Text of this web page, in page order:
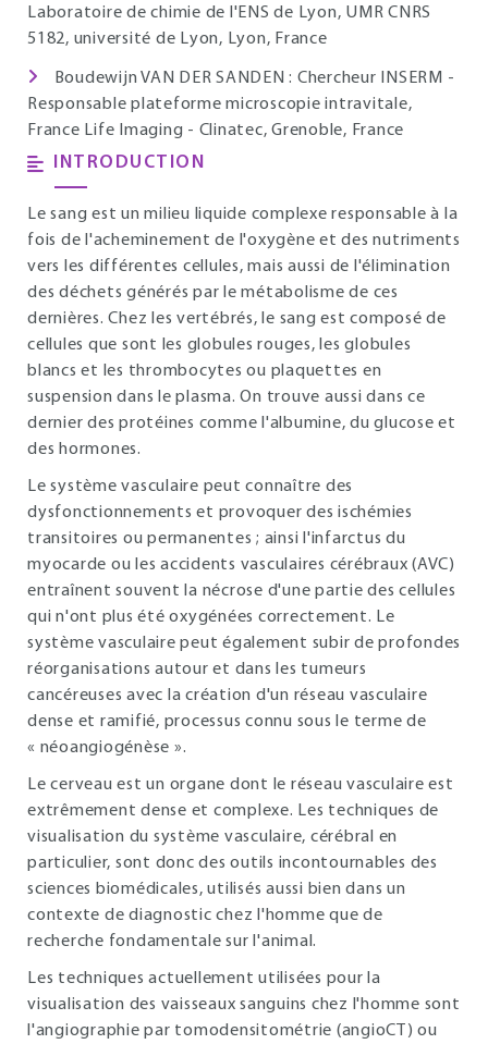
Laboratoire de chimie de l'ENS de Lyon, UMR CNRS
5182, université de Lyon, Lyon, France
Boudewijn VAN DER SANDEN : Chercheur INSERM -
Responsable plateforme microscopie intravitale,
France Life Imaging - Clinatec, Grenoble, France
INTRODUCTION
Le sang est un milieu liquide complexe responsable à la
fois de l'acheminement de l'oxygène et des nutriments
vers les différentes cellules, mais aussi de l'élimination
des déchets générés par le métabolisme de ces
dernières. Chez les vertébrés, le sang est composé de
cellules que sont les globules rouges, les globules
blancs et les thrombocytes ou plaquettes en
suspension dans le plasma. On trouve aussi dans ce
dernier des protéines comme l'albumine, du glucose et
des hormones.
Le système vasculaire peut connaître des
dysfonctionnements et provoquer des ischémies
transitoires ou permanentes ; ainsi l'infarctus du
myocarde ou les accidents vasculaires cérébraux (AVC)
entraînent souvent la nécrose d'une partie des cellules
qui n'ont plus été oxygénées correctement. Le
système vasculaire peut également subir de profondes
réorganisations autour et dans les tumeurs
cancéreuses avec la création d'un réseau vasculaire
dense et ramifié, processus connu sous le terme de
« néoangiogénèse ».
Le cerveau est un organe dont le réseau vasculaire est
extrêmement dense et complexe. Les techniques de
visualisation du système vasculaire, cérébral en
particulier, sont donc des outils incontournables des
sciences biomédicales, utilisés aussi bien dans un
contexte de diagnostic chez l'homme que de
recherche fondamentale sur l'animal.
Les techniques actuellement utilisées pour la
visualisation des vaisseaux sanguins chez l'homme sont
l'angiographie par tomodensitométrie (angioCT) ou